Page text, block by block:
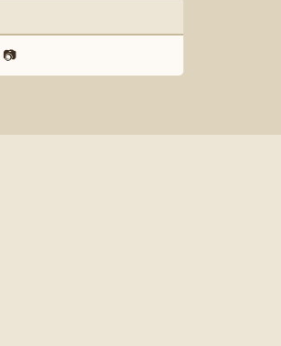
📷